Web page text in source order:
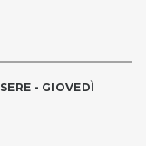
- GIOVEDÌ